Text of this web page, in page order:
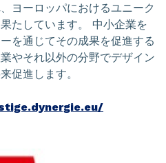
ヨーロッパにおけるユニーク
たしています。 中小企業を
を通じてその成果を促進する
やそれ以外の分野でデザイン
促進します。